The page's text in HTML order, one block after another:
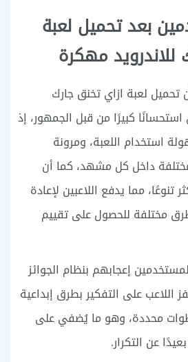
بعد تحميل لعبة
للاندرويد مهكرة
تحميل لعبة ازاي تخنق جارك
كبيرًا من قبل الجمهور، إذ
استخدام اللعبة، ومرونة
داخل كل مشهد، كما أن
تنوعًا، مما يدفع اللاعبين لإعادة
مختلفة للحصول على تقييم
إعجابهم بنظام الجوائز
اللاعب على التفكير بطرق إبداعية
محددة، وهو ما يُضفي على
عن التكرار.